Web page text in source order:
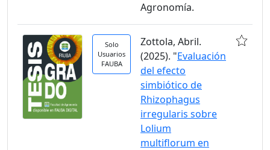
Agronomía.
Solo
Usuarios
FAUBA
Zottola, Abril.
(2025). "Evaluación
del efecto
simbiótico de
Rhizophagus
irregularis sobre
Lolium
multiflorum en